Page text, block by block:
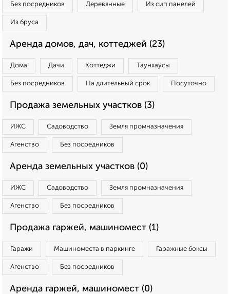
Без посредников Деревянные Из сип панелей
Из бруса
Аренда домов, дач, коттеджей (23)
Дома Дачи Коттеджи Таунхаусы
Без посредников На длительный срок Посуточно
Продажа земельных участков (3)
ИЖС Садоводство Земля промназначения
Агенство Без посредников
Аренда земельных участков (0)
ИЖС Садоводство Земля промназначения
Агенство Без посредников
Продажа гаржей, машиномест (1)
Гаражи Машиноместа в паркинге Гаражные боксы
Агенство Без посредников
Аренда гаржей, машиномест (0)